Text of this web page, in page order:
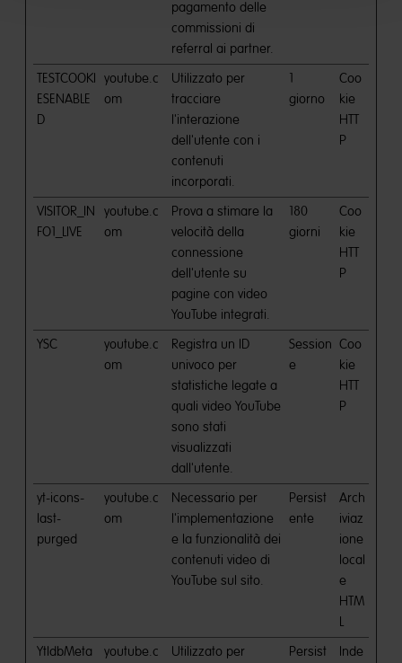
pagamento delle
commissioni di
referral ai partner.
TESTCOOKI
ESENABLE
D
youtube.c
om
Utilizzato per
tracciare
l'interazione
dell'utente con i
contenuti
incorporati.
1
giorno
Coo
kie
HTT
P
VISITOR_IN
FO1_LIVE
youtube.c
om
Prova a stimare la
velocità della
connessione
dell'utente su
pagine con video
YouTube integrati.
180
giorni
Coo
kie
HTT
P
YSC
youtube.c
om
Registra un ID
univoco per
statistiche legate a
quali video YouTube
sono stati
visualizzati
dall'utente.
Session
e
Coo
kie
HTT
P
yt-icons-
last-
purged
youtube.c
om
Necessario per
l'implementazione
e la funzionalità dei
contenuti video di
YouTube sul sito.
Persist
ente
Arch
iviaz
ione
local
e
HTM
L
YtIdbMeta
youtube.c
Utilizzato per
Persist
Inde